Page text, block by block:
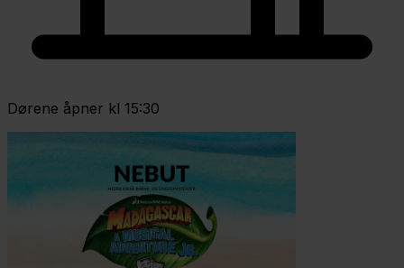
Dørene åpner kl 15:30